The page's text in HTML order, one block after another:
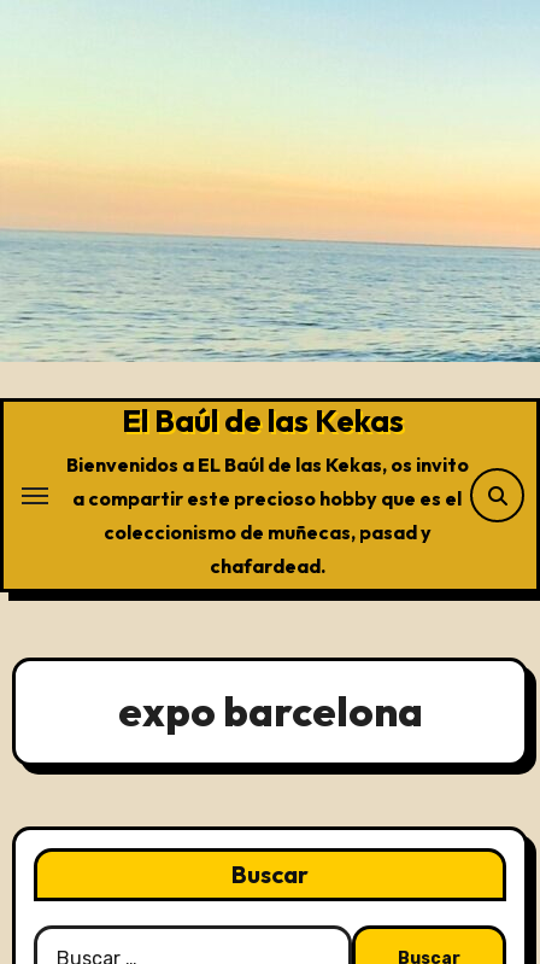
El Baúl de las Kekas
Bienvenidos a EL Baúl de las Kekas, os invito
a compartir este precioso hobby que es el
coleccionismo de muñecas, pasad y
chafardead.
expo barcelona
Buscar
Buscar: